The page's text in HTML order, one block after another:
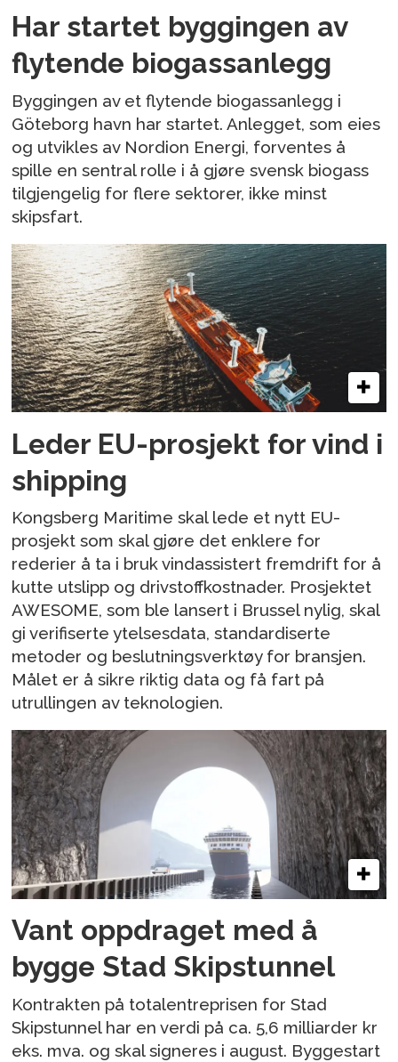
Har startet byggingen av
flytende biogassanlegg
Byggingen av et flytende biogassanlegg i
Göteborg havn har startet. Anlegget, som eies
og utvikles av Nordion Energi, forventes å
spille en sentral rolle i å gjøre svensk biogass
tilgjengelig for flere sektorer, ikke minst
skipsfart.
Leder EU-prosjekt for vind i
shipping
Kongsberg Maritime skal lede et nytt EU-
prosjekt som skal gjøre det enklere for
rederier å ta i bruk vindassistert fremdrift for å
kutte utslipp og drivstoffkostnader. Prosjektet
AWESOME, som ble lansert i Brussel nylig, skal
gi verifiserte ytelsesdata, standardiserte
metoder og beslutningsverktøy for bransjen.
Målet er å sikre riktig data og få fart på
utrullingen av teknologien.
Vant oppdraget med å
bygge Stad Skipstunnel
Kontrakten på totalentreprisen for Stad
Skipstunnel har en verdi på ca. 5,6 milliarder kr
eks. mva. og skal signeres i august. Byggestart